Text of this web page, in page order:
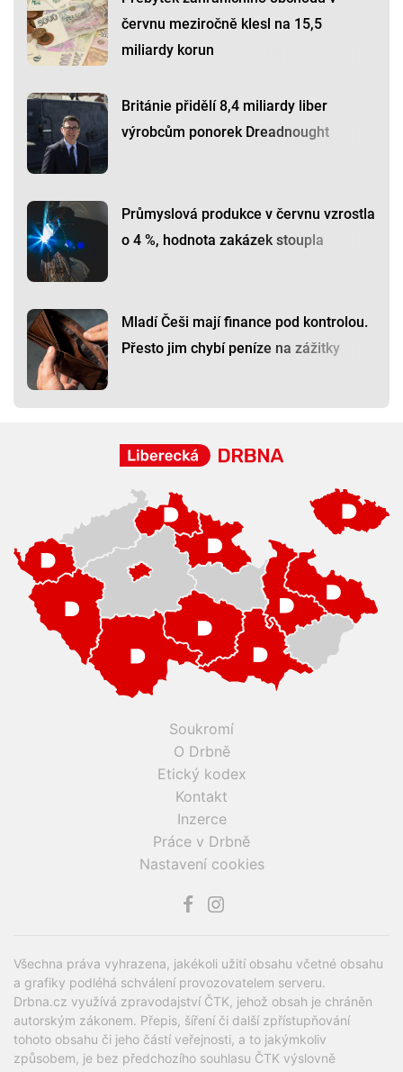
červnu meziročně klesl na 15,5
miliardy korun
Británie přidělí 8,4 miliardy liber
výrobcům ponorek Dreadnought
Průmyslová produkce v červnu vzrostla
o 4 %, hodnota zakázek stoupla
Mladí Češi mají finance pod kontrolou.
Přesto jim chybí peníze na zážitky
Soukromí
O Drbně
Etický kodex
Kontakt
Inzerce
Práce v Drbně
Nastavení cookies
Všechna práva vyhrazena, jakékoli užití obsahu včetné obsahu
a grafiky podléhá schválení provozovatelem serveru.
Drbna.cz využívá zpravodajství ČTK, jehož obsah je chráněn
autorským zákonem. Přepis, šíření či další zpřístupňování
tohoto obsahu či jeho částí veřejnosti, a to jakýmkoliv
způsobem, je bez předchozího souhlasu ČTK výslovně